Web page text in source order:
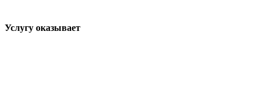
Услугу оказывает